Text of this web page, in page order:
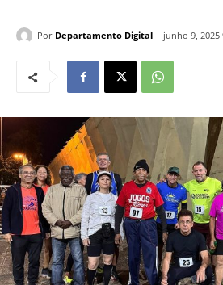
Por Departamento Digital junho 9, 2025